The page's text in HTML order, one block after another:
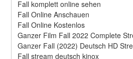
Fall komplett online sehen
Fall Online Anschauen
Fall Online Kostenlos
Ganzer Film Fall 2022 Complete
Ganzer Fall (2022) Deutsch HD
Fall stream deutsch kinox